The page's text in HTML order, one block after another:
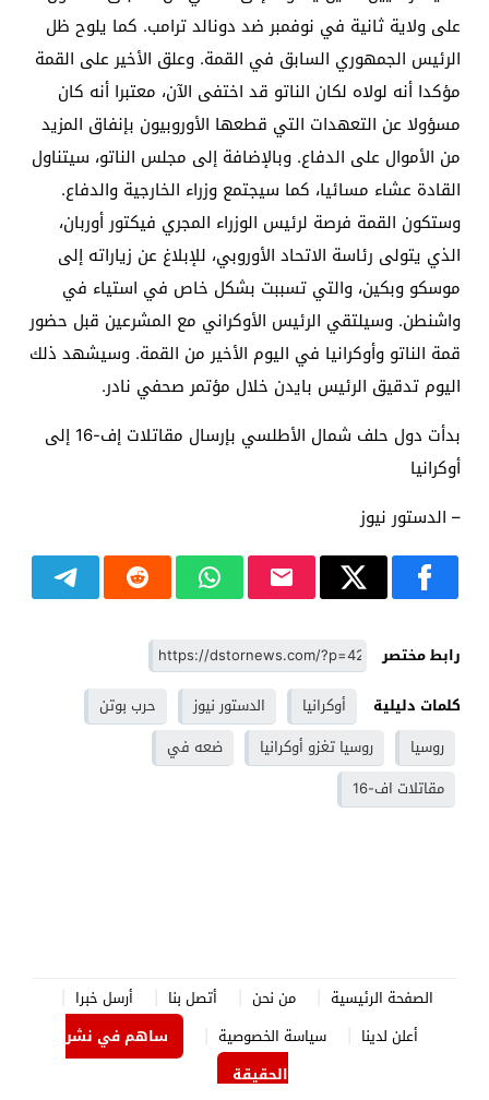
على ولاية ثانية في نوفمبر ضد دونالد ترامب. كما يلوح ظل
الرئيس الجمهوري السابق في القمة. وعلق الأخير على القمة
مؤكدا أنه لولاه لكان الناتو قد اختفى الآن، معتبرا أنه كان
مسؤولا عن التعهدات التي قطعها الأوروبيون بإنفاق المزيد
من الأموال على الدفاع. وبالإضافة إلى مجلس الناتو، سيتناول
القادة عشاء مسائيا، كما سيجتمع وزراء الخارجية والدفاع.
وستكون القمة فرصة لرئيس الوزراء المجري فيكتور أوربان،
الذي يتولى رئاسة الاتحاد الأوروبي، للإبلاغ عن زياراته إلى
موسكو وبكين، والتي تسببت بشكل خاص في استياء في
واشنطن. وسيلتقي الرئيس الأوكراني مع المشرعين قبل حضور
قمة الناتو وأوكرانيا في اليوم الأخير من القمة. وسيشهد ذلك
اليوم تدقيق الرئيس بايدن خلال مؤتمر صحفي نادر.
بدأت دول حلف شمال الأطلسي بإرسال مقاتلات إف-16 إلى
أوكرانيا
– الدستور نيوز
رابط مختصر
كلمات دليلية
أوكرانيا الدستور نيوز
حرب بوتن
روسيا
روسيا تغزو أوكرانيا
ضعه في
مقاتلات اف-16
الصفحة الرئيسية من نحن أتصل بنا
أرسل خبرا
أعلن لدينا
سياسة الخصوصية
ساهم في نشر
الحقيقة